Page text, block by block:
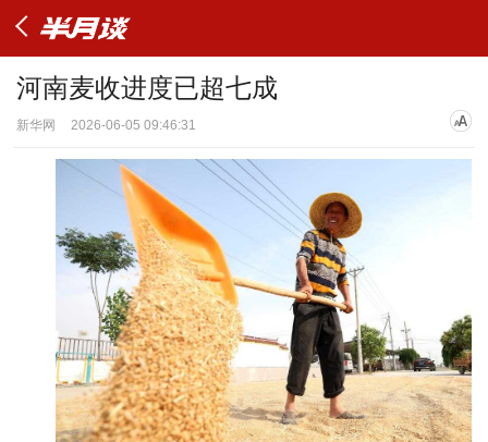
河南麦收进度已超七成
新华网 2026-06-05 09:46:31